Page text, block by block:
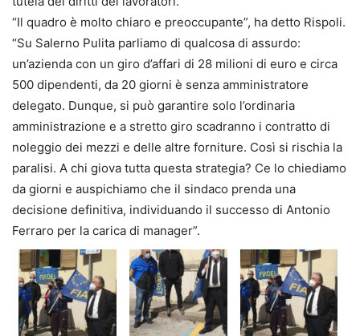
“Il quadro è molto chiaro e preoccupante”, ha detto Rispoli.
“Su Salerno Pulita parliamo di qualcosa di assurdo:
un’azienda con un giro d’affari di 28 milioni di euro e circa
500 dipendenti, da 20 giorni è senza amministratore
delegato. Dunque, si può garantire solo l’ordinaria
amministrazione e a stretto giro scadranno i contratto di
noleggio dei mezzi e delle altre forniture. Così si rischia la
paralisi. A chi giova tutta questa strategia? Ce lo chiediamo
da giorni e auspichiamo che il sindaco prenda una
decisione definitiva, individuando il successo di Antonio
Ferraro per la carica di manager”.